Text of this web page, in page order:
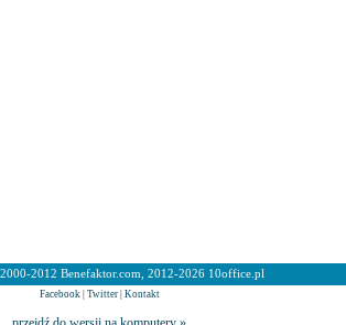
2012 Benefaktor.com, 2012-2026 10office.pl
Facebook| Twitter| Kontakt